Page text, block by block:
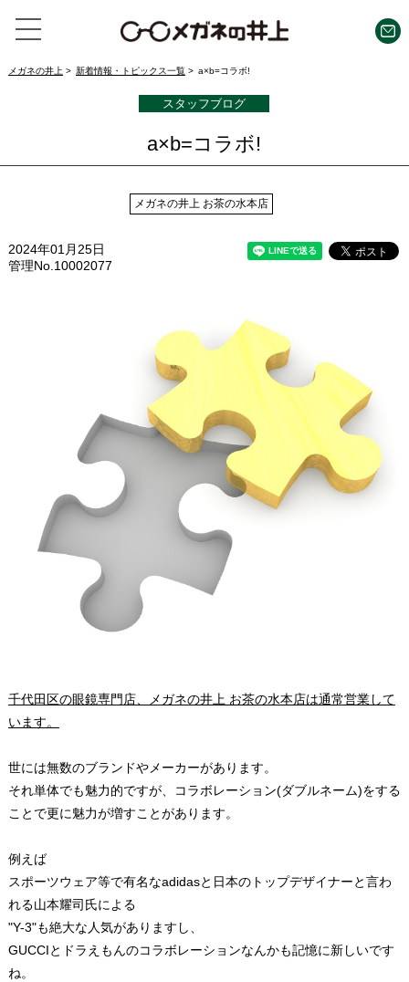
メガネの井上 新着情報・トピックス一覧 a×b=コラボ!
スタッフブログ
a×b=コラボ!
メガネの井上 お茶の水本店
2024年01月25日
管理No.10002077
千代田区の眼鏡専門店、メガネの井上 お茶の水本店は通常営業して
います。
世には無数のブランドやメーカーがあります。
それ単体でも魅力的ですが、コラボレーション(ダブルネーム)をする
ことで更に魅力が増すことがあります。
例えば
スポーツウェア等で有名なadidasと日本のトップデザイナーと言わ
れる山本耀司氏による
"Y-3"も絶大な人気がありますし、
GUCCIとドラえもんのコラボレーションなんかも記憶に新しいです
ね。